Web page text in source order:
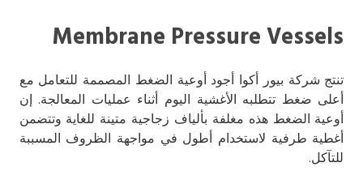
Membrane Pressure Vessels
تنتج شركة بيور أكوا أجود أوعية الضغط المصممة للتعامل مع
أعلى ضغط تتطلبه الأغشية اليوم أثناء عمليات المعالجة. إن
أوعية الضغط هذه مغلفة بألياف زجاجية متينة للغاية وتتضمن
أغطية طرفية لاستخدام أطول في مواجهة الظروف المسببة
للتآكل.